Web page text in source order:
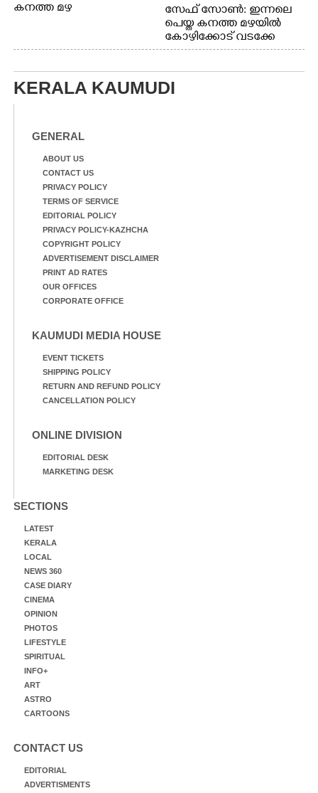
കനത്ത മഴ
സേഫ് സോൺ: ഇന്നലെ
പെയ്ത കനത്ത മഴയിൽ
കോഴിക്കോട് വടക്കേ
വയലിൽ വെള്ളം
വെള്ളത്തിലൂടെ
KERALA KAUMUDI
GENERAL
ABOUT US
CONTACT US
PRIVACY POLICY
TERMS OF SERVICE
EDITORIAL POLICY
PRIVACY POLICY-KAZHCHA
COPYRIGHT POLICY
ADVERTISEMENT DISCLAIMER
PRINT AD RATES
OUR OFFICES
CORPORATE OFFICE
KAUMUDI MEDIA HOUSE
EVENT TICKETS
SHIPPING POLICY
RETURN AND REFUND POLICY
CANCELLATION POLICY
ONLINE DIVISION
EDITORIAL DESK
MARKETING DESK
SECTIONS
LATEST
KERALA
LOCAL
NEWS 360
CASE DIARY
CINEMA
OPINION
PHOTOS
LIFESTYLE
SPIRITUAL
INFO+
ART
ASTRO
CARTOONS
CONTACT US
EDITORIAL
ADVERTISMENTS